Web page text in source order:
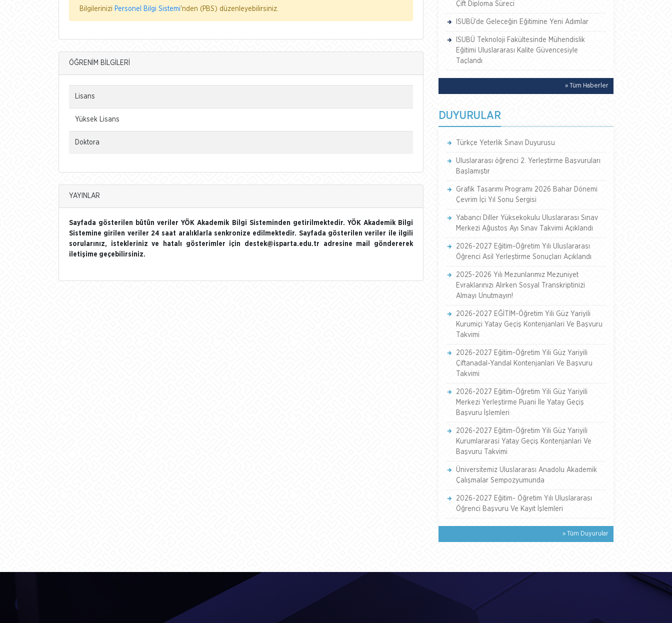
Bilgilerinizi Personel Bilgi Sistemi'nden (PBS) düzenleyebilirsiniz.
ÖĞRENİM BİLGİLERİ
Lisans
Yüksek Lisans
Doktora
YAYINLAR
Sayfada gösterilen bütün veriler YÖK Akademik Bilgi Sisteminden getirilmektedir. YÖK Akademik Bilgi
Sistemine girilen veriler 24 saat aralıklarla senkronize edilmektedir. Sayfada gösterilen veriler ile ilgili
sorularınız, istekleriniz ve hatalı gösterimler için destek@isparta.edu.tr adresine mail göndererek
iletişime geçebilirsiniz.
Çift Diploma Süreci
ISUBÜ’de Geleceğin Eğitimine Yeni Adımlar
ISUBÜ Teknoloji Fakültesinde Mühendislik
Eğitimi Uluslararası Kalite Güvencesiyle
Taçlandı
» Tüm Haberler
DUYURULAR
Türkçe Yeterlik Sınavı Duyurusu
Uluslararası öğrenci 2. Yerleştirme Başvuruları
Başlamıştır
Grafik Tasarımı Programı 2026 Bahar Dönemi
Çevrim İçi Yıl Sonu Sergisi
Yabancı Diller Yüksekokulu Uluslararası Sınav
Merkezi Ağustos Ayı Sınav Takvimi Açıklandı
2026-2027 Eğitim-Öğretim Yılı Uluslararası
Öğrenci Asil Yerleştirme Sonuçları Açıklandı
2025-2026 Yılı Mezunlarımız Mezuniyet
Evraklarınızı Alırken Sosyal Transkriptinizi
Almayı Unutmayın!
2026-2027 EĞİTİM-Öğretim Yili Güz Yariyili
Kurumiçi Yatay Geçiş Kontenjanlari Ve Başvuru
Takvimi
2026-2027 Eğitim-Öğretim Yili Güz Yariyili
Çiftanadal-Yandal Kontenjanlari Ve Başvuru
Takvimi
2026-2027 Eğitim-Öğretim Yili Güz Yariyili
Merkezi Yerleştirme Puani İle Yatay Geçiş
Başvuru İşlemleri
2026-2027 Eğitim-Öğretim Yili Güz Yariyili
Kurumlararasi Yatay Geçiş Kontenjanlari Ve
Başvuru Takvimi
Üniversitemiz Uluslararası Anadolu Akademik
Çalışmalar Sempozyumunda
2026-2027 Eğitim- Öğretim Yılı Uluslararası
Öğrenci Başvuru Ve Kayıt İşlemleri
» Tüm Duyurular